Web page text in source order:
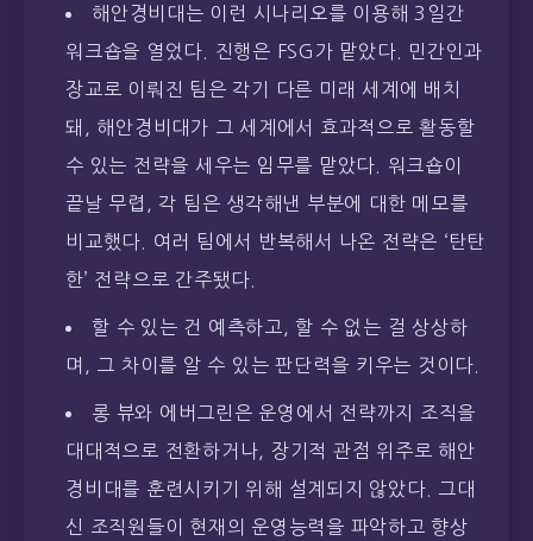
해안경비대는 이런 시나리오를 이용해 3일간
워크숍을 열었다. 진행은 FSG가 맡았다. 민간인과
장교로 이뤄진 팀은 각기 다른 미래 세계에 배치
돼, 해안경비대가 그 세계에서 효과적으로 활동할
수 있는 전략을 세우는 임무를 맡았다. 워크숍이
끝날 무렵, 각 팀은 생각해낸 부분에 대한 메모를
비교했다. 여러 팀에서 반복해서 나온 전략은 ‘탄탄
한’ 전략으로 간주됐다.
할 수 있는 건 예측하고, 할 수 없는 걸 상상하
며, 그 차이를 알 수 있는 판단력을 키우는 것이다.
롱 뷰와 에버그린은 운영에서 전략까지 조직을
대대적으로 전환하거나, 장기적 관점 위주로 해안
경비대를 훈련시키기 위해 설계되지 않았다. 그대
신 조직원들이 현재의 운영능력을 파악하고 향상